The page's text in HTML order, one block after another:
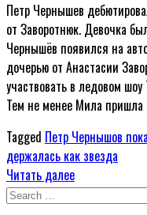
Петр Чернышев
от Заворотнюк. Девочка
Чернышёв появился на
дочерью от Анастасии
участвовать в ледовом
Тем не менее Мила пришла
Tagged Петр Чернышов
держалась как звезда
Читать далее
Search